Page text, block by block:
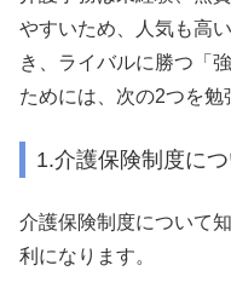
やすいため、人気も高
き、ライバルに勝つ「
ためには、次の2つを勉
1.介護保険制度に
介護保険制度について
利になります。